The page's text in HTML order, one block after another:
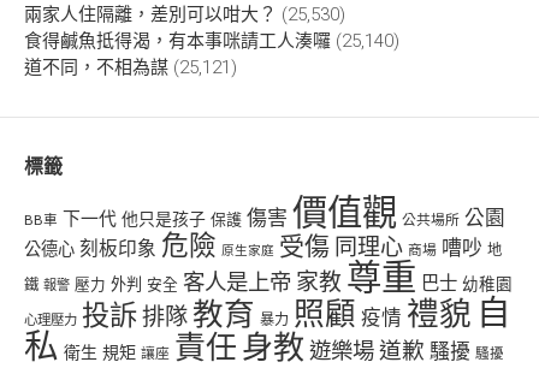
兩家人住隔離，差別可以咁大？ (25,530)
食得鹹魚抵得渴，有本事咪請工人湊囉 (25,140)
道不同，不相為謀 (25,121)
標籤
BB車 下一代 他只是孩子 保護 傷害 價值觀 公共場所 公園
公德心 刻板印象 危險 原生家庭 受傷 同理心 商場 嘈吵 地
鐵 報警 壓力 外判 安全 客人是上帝 家教 尊重 巴士 幼稚園
心理壓力 投訴排隊 教育 暴力 照顧 疫情 禮貌 自
私 衛生 規矩 讓座 責任 身教 遊樂場道歉 騷擾 騷擾